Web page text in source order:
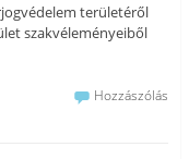
területéről
szakvéleményeiből
Hozzászólás